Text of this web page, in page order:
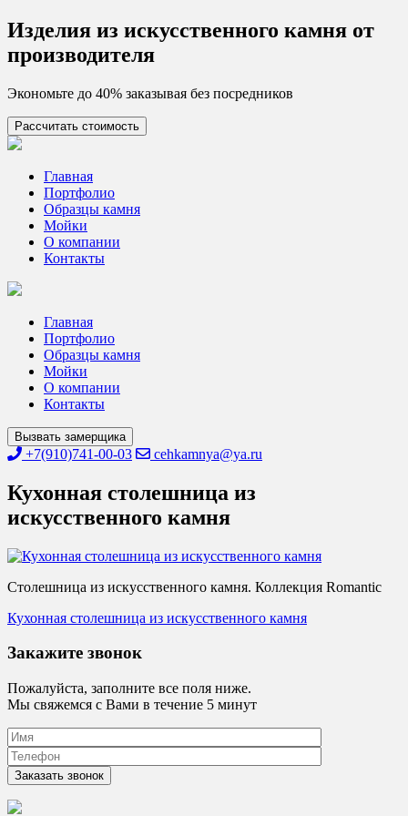
Skip
to
content
Изделия из искусcтвенного камня от
производителя
Экономьте до 40% заказывая без посредников
Рассчитать стоимость
Цех камня
Столешницы из искусственного камня
Главная
Портфолио
Образцы камня
Мойки
О компании
Контакты
Главная
Портфолио
Образцы камня
Мойки
О компании
Контакты
Вызвать замерщика
+7(910)741-00-03 cehkamnya@ya.ru
Кухонная столешница из
искусственного камня
Столешница из искусственного камня. Коллекция Romantic
Навигация
по
Кухонная столешница из искусственного камня
Закажите звонок
Пожалуйста, заполните все поля ниже.
Мы свяжемся с Вами в течение 5 минут